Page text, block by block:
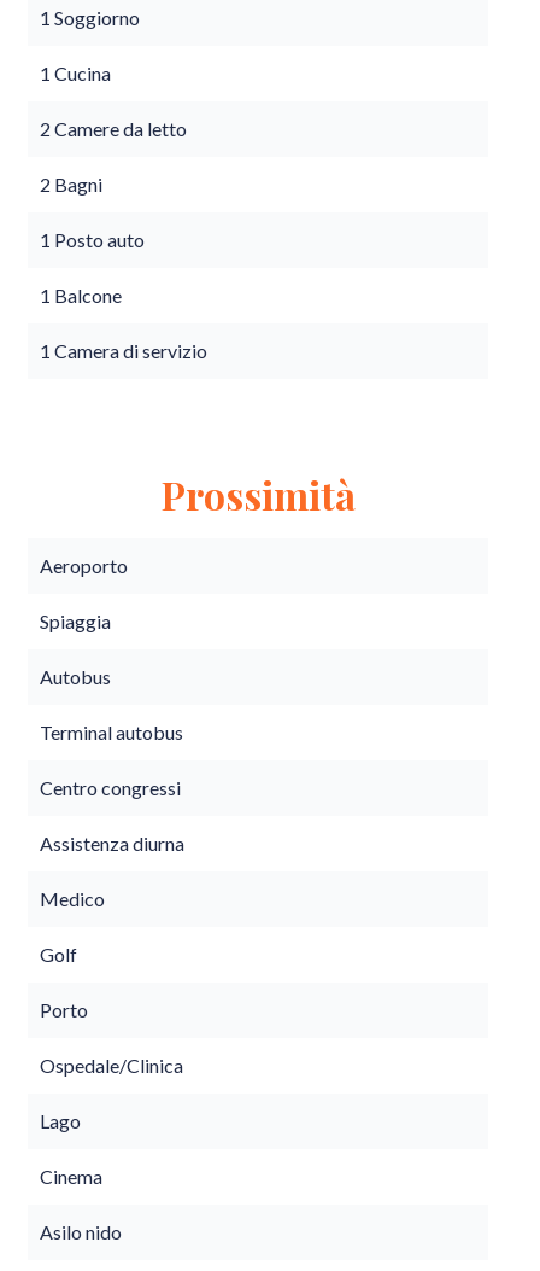
1 Soggiorno
1 Cucina
2 Camere da letto
2 Bagni
1 Posto auto
1 Balcone
1 Camera di servizio
Prossimità
Aeroporto
Spiaggia
Autobus
Terminal autobus
Centro congressi
Assistenza diurna
Medico
Golf
Porto
Ospedale/Clinica
Lago
Cinema
Asilo nido